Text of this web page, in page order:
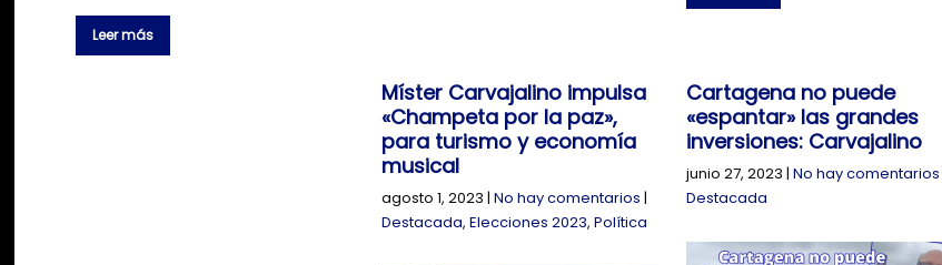
Leer más
Míster Carvajalino impulsa
«Champeta por la paz»,
para turismo y economía
musical
agosto 1, 2023 | No hay comentarios |
Destacada, Elecciones 2023, Política
Cartagena no puede
«espantar» las grandes
inversiones: Carvajalino
junio 27, 2023 |No hay comentarios
Destacada